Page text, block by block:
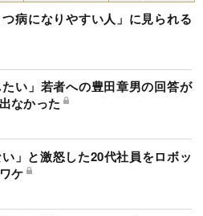
つ病になりやすい人」に見られる
たい」若者への豊田章男の回答が
なかった
」と激怒した20代社員をロボッ
ケ